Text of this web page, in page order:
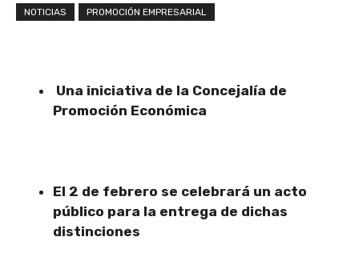
NOTICIAS PROMOCIÓN EMPRESARIAL
Una iniciativa de la Concejalía de
Promoción Económica
El 2 de febrero se celebrará un acto
público para la entrega de dichas
distinciones